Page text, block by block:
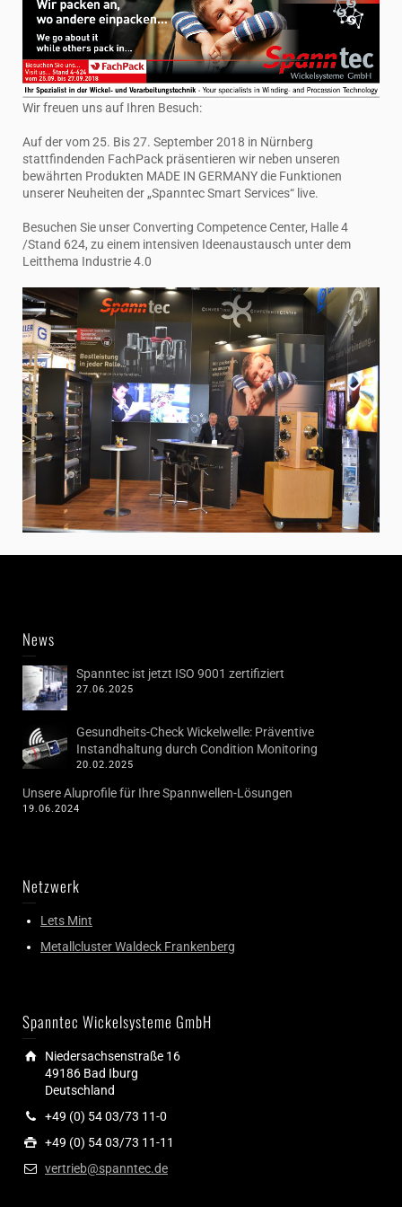
Wir freuen uns auf Ihren Besuch:
Auf der vom 25. Bis 27. September 2018 in Nürnberg
stattfindenden FachPack präsentieren wir neben unseren
bewährten Produkten MADE IN GERMANY die Funktionen
unserer Neuheiten der „Spanntec Smart Services“ live.
Besuchen Sie unser Converting Competence Center, Halle 4
/Stand 624, zu einem intensiven Ideenaustausch unter dem
Leitthema Industrie 4.0
News
Spanntec ist jetzt ISO 9001 zertifiziert
27.06.2025
Gesundheits-Check Wickelwelle: Präventive
Instandhaltung durch Condition Monitoring
20.02.2025
Unsere Aluprofile für Ihre Spannwellen-Lösungen
19.06.2024
Netzwerk
Lets Mint
Metallcluster Waldeck Frankenberg
Spanntec Wickelsysteme GmbH
Niedersachsenstraße 16
49186 Bad Iburg
Deutschland
+49 (0) 54 03/73 11-0
+49 (0) 54 03/73 11-11
vertrieb@spanntec.de